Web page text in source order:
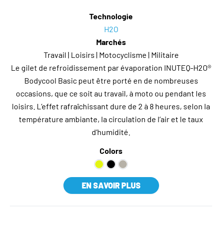
Technologie
H2O
Marchés
Travail | Loisirs | Motocyclisme | Militaire
Le gilet de refroidissement par évaporation INUTEQ-H2O®
Bodycool Basic peut être porté en de nombreuses
occasions, que ce soit au travail, à moto ou pendant les
loisirs. L’effet rafraîchissant dure de 2 à 8 heures, selon la
température ambiante, la circulation de l’air et le taux
d’humidité.
Colors
EN SAVOIR PLUS